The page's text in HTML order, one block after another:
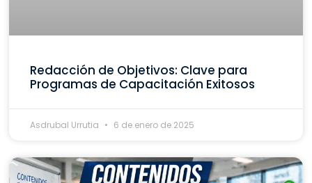
Redacción de Objetivos: Clave para
Programas de Capacitación Exitosos
Asdrubal Urrutia 6 de enero de 2025